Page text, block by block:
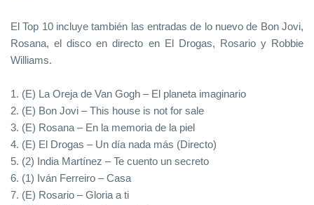
El Top 10 incluye también las entradas de lo nuevo de Bon Jovi,
Rosana, el disco en directo en El Drogas, Rosario y Robbie
Williams.
1. (E) La Oreja de Van Gogh – El planeta imaginario
2. (E) Bon Jovi – This house is not for sale
3. (E) Rosana – En la memoria de la piel
4. (E) El Drogas – Un día nada más (Directo)
5. (2) India Martínez – Te cuento un secreto
6. (1) Iván Ferreiro – Casa
7. (E) Rosario – Gloria a ti